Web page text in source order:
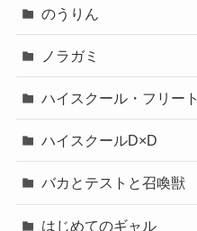
のうりん
ノラガミ
ハイスクール・フリート
ハイスクールD×D
バカとテストと召喚獣
はじめてのギャル